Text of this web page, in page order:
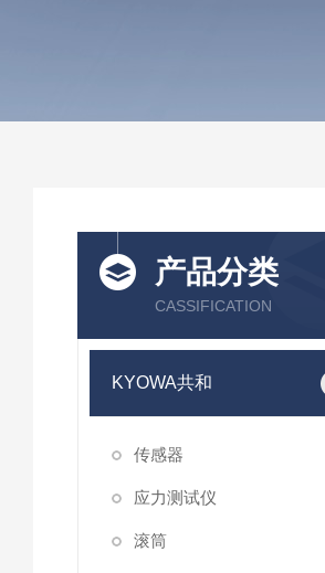
产品分类
CASSIFICATION
KYOWA共和
传感器
应力测试仪
滚筒